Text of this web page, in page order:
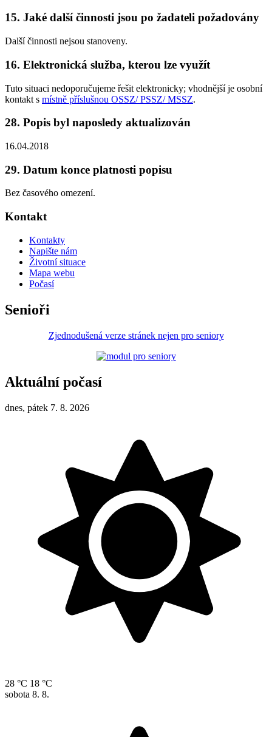
15. Jaké další činnosti jsou po žadateli požadovány
Další činnosti nejsou stanoveny.
16. Elektronická služba, kterou lze využít
Tuto situaci nedoporučujeme řešit elektronicky; vhodnější je osobní
kontakt s místně příslušnou OSSZ/ PSSZ/ MSSZ.
28. Popis byl naposledy aktualizován
16.04.2018
29. Datum konce platnosti popisu
Bez časového omezení.
Kontakt
Kontakty
Napište nám
Životní situace
Mapa webu
Počasí
Senioři
Zjednodušená verze stránek nejen pro seniory
Aktuální počasí
dnes, pátek 7. 8. 2026
28 °C 18 °C
sobota 8. 8.